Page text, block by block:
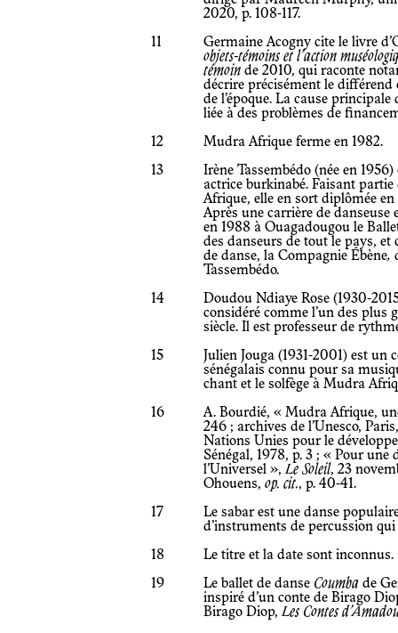
2020, p. 108-117.
11
Germaine Acogny cite le livre
objets-témoins et l’action
témoinde 2010, qui raconte
décrire précisément le différend
de l’époque. La cause principale
liée à des problèmes de
12
Mudra Afrique ferme en 1982.
13
Irène Tassembédo (née en
actrice burkinabé. Faisant
Afrique, elle en sort diplômée
Après une carrière de
en 1988 à Ouagadougou le
des danseurs de tout le pays, et
de danse, la Compagnie Ébène,
Tassembédo.
14
Doudou Ndiaye Rose (1930-
considéré comme l’un des
siècle. Il est professeur de
15
Julien Jouga (1931-2001) est
sénégalais connu pour sa
chant et le solfège à Mudra
16
A. Bourdié, « Mudra Afrique,
246 ; archives de l’Unesco,
Nations Unies pour le
Sénégal, 1978, p. 3 ; « Pour
l’Universel »,Le Soleil, 23
Ohouens, op. cit., p. 40-41.
17
Le sabar est une danse
d’instruments de percussion
18
Le titre et la date sont inconnus.
19
Le ballet de danse Coumbade
inspiré d’un conte de Birago
Birago Diop,Les Contes